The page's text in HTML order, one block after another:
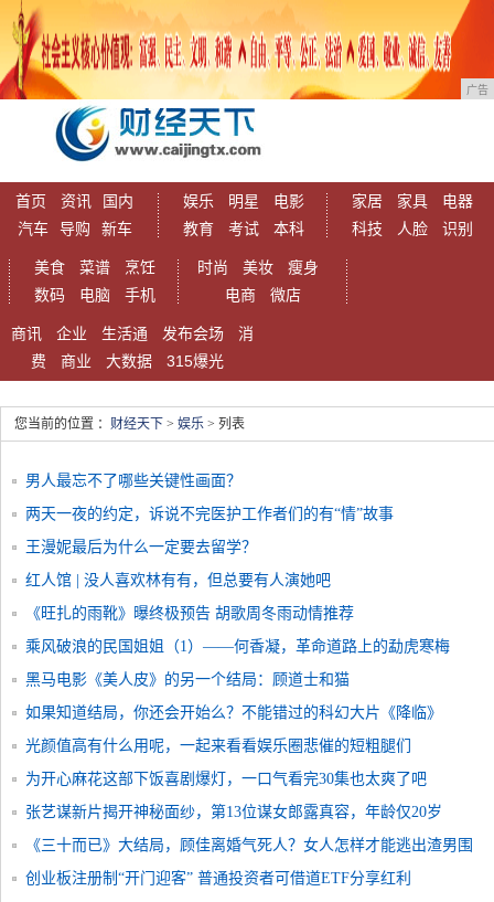
广告
首页 资讯
国内
汽车
导购 新车
娱乐 明星
电影
教育
考试 本科
家居 家具
电器
科技
人脸 识别
美食 菜谱
烹饪
数码
电脑 手机
时尚 美妆
瘦身
电商
微店
商讯 企业 生活通 发布会场
消
费
商业 大数据 315爆光
您当前的位置 ： 财经天下 > 娱乐 > 列表
男人最忘不了哪些关键性画面？
两天一夜的约定，诉说不完医护工作者们的有“情”故事
王漫妮最后为什么一定要去留学？
红人馆 | 没人喜欢林有有，但总要有人演她吧
《旺扎的雨靴》曝终极预告 胡歌周冬雨动情推荐
乘风破浪的民国姐姐（1）——何香凝，革命道路上的勐虎寒梅
黑马电影《美人皮》的另一个结局：顾道士和猫
如果知道结局，你还会开始么？不能错过的科幻大片《降临》
光颜值高有什么用呢，一起来看看娱乐圈悲催的短粗腿们
为开心麻花这部下饭喜剧爆灯，一口气看完30集也太爽了吧
张艺谋新片揭开神秘面纱，第13位谋女郎露真容，年龄仅20岁
《三十而已》大结局，顾佳离婚气死人？女人怎样才能逃出渣男围
城
创业板注册制“开门迎客” 普通投资者可借道ETF分享红利